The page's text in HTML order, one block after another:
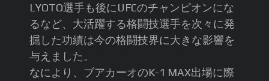
LYOTO選手も後にUFCのチャンピオンにな
るなど、大活躍する格闘技選手を次々に発
掘した功績は今の格闘技界に大きな影響を
与えました。
なにより、ブアカーオのK-1 MAX出場に際